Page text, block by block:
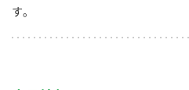
ミツカングループについて
す。